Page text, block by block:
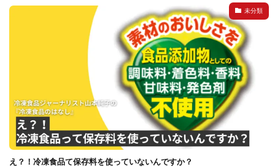
未分類
え？！冷凍食品て保存料を使っていないんですか？